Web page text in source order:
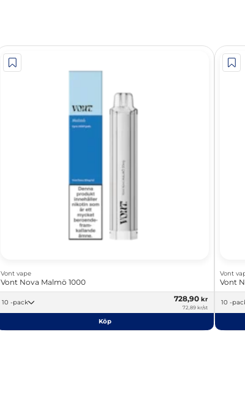
Vont vape
Vont Nova Malmö 1000
10 -pack 728,90 kr
72,89 kr/st
Köp
Vont
Vont
10 -